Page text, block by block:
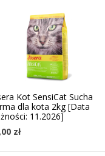
Kot SensiCat Sucha
dla kota 2kg [Data
11.2026]
zł